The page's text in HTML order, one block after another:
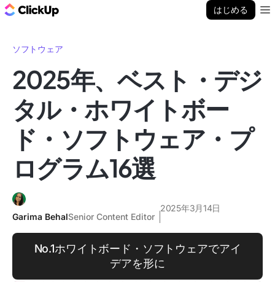
はじめる
ソフトウェア
2025年、ベスト・デジ
タル・ホワイトボー
ド・ソフトウェア・プ
ログラム16選
Garima BehalSenior Content Editor
2025年3月14日
No.1ホワイトボード・ソフトウェアでアイ
デアを形に